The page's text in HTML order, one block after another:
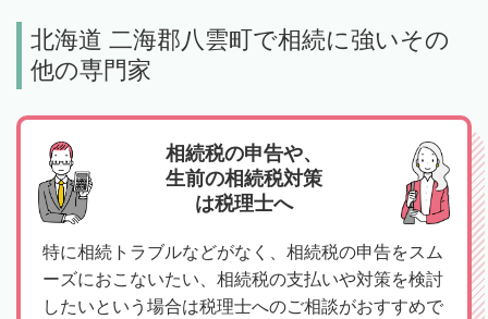
北海道 二海郡八雲町で相続に強いその
他の専門家
相続税の申告や、
生前の相続税対策
は税理士へ
特に相続トラブルなどがなく、相続税の申告をスム
ーズにおこないたい、相続税の支払いや対策を検討
したいという場合は税理士へのご相談がおすすめで